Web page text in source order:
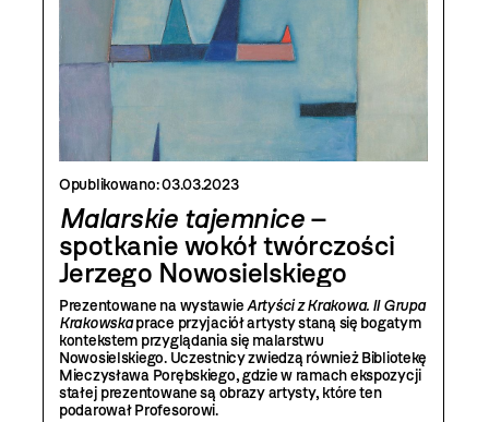
Opublikowano:03.03.2023
Malarskie tajemnice–
spotkanie wokół twórczości
Jerzego Nowosielskiego
Prezentowane na wystawieArtyści z Krakowa. II Grupa
Krakowskaprace przyjaciół artysty staną się bogatym
kontekstem przyglądania się malarstwu
Nowosielskiego. Uczestnicy zwiedzą również Bibliotekę
Mieczysława Porębskiego, gdzie w ramach ekspozycji
stałej prezentowane są obrazy artysty, które ten
podarował Profesorowi.